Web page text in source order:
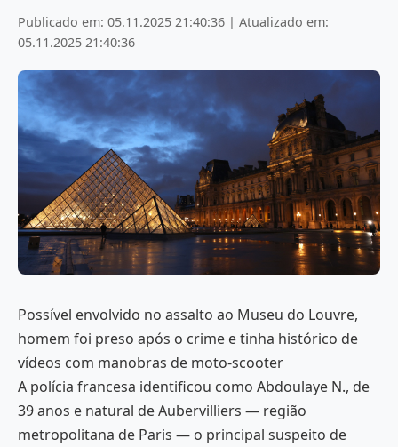
Publicado em: 05.11.2025 21:40:36 | Atualizado em:
05.11.2025 21:40:36
Possível envolvido no assalto ao Museu do Louvre,
homem foi preso após o crime e tinha histórico de
vídeos com manobras de moto-scooter
A polícia francesa identificou como Abdoulaye N., de
39 anos e natural de Aubervilliers — região
metropolitana de Paris — o principal suspeito de